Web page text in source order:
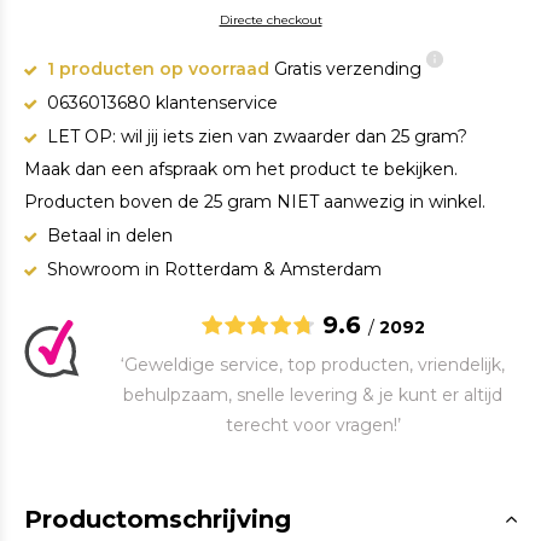
Directe checkout
1 producten op voorraad Gratis verzending
0636013680 klantenservice
LET OP: wil jij iets zien van zwaarder dan 25 gram?
Maak dan een afspraak om het product te bekijken.
Producten boven de 25 gram NIET aanwezig in winkel.
Betaal in delen
Showroom in Rotterdam & Amsterdam
9.6 / 2092
‘Geweldige service, top producten, vriendelijk,
behulpzaam, snelle levering & je kunt er altijd
terecht voor vragen!’
Productomschrijving